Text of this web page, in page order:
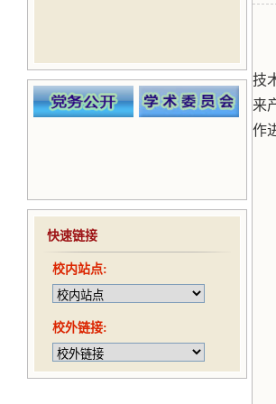
快速链接
校内站点:
校外链接:
技
来
作